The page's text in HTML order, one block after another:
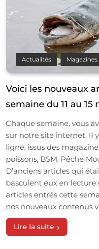
Actualités Magazines
Voici les nouveaux
semaine du 11 au 15
Chaque semaine, vous
sur notre site internet. Il
ligne, issus des
poissons, BSM, Pêche
D’anciens articles qui
basculent eux en lecture
articles entrés cette
nos nouveaux contenus
Lire la suite